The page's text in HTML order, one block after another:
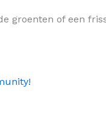
groenten of een